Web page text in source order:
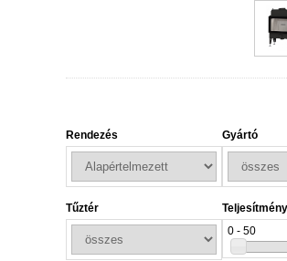
gyártók különféle anyagokat
fokozatosan adja le azt a helyiségben.
nemcsak a betét testének, hanem az
A modern kandallóbetét tehát
szimbóluma.
Rendezés Gyártó
Tűztér
0 - 50